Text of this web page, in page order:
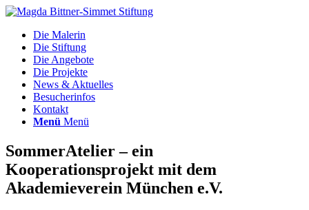
Die Malerin
Die Stiftung
Die Angebote
Die Projekte
News & Aktuelles
Besucherinfos
Kontakt
Menü Menü
SommerAtelier – ein
Kooperationsprojekt mit dem
Akademieverein München e.V.